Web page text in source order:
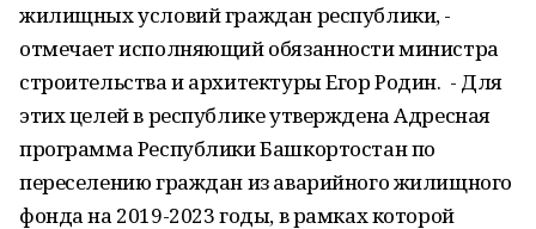
жилищных условий граждан республики, -
отмечает исполняющий обязанности министра
строительства и архитектуры Егор Родин. - Для
этих целей в республике утверждена Адресная
программа Республики Башкортостан по
переселению граждан из аварийного жилищного
фонда на 2019-2023 годы, в рамках которой